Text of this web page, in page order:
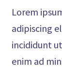
Lorem
adipiscing
incididunt
enim ad